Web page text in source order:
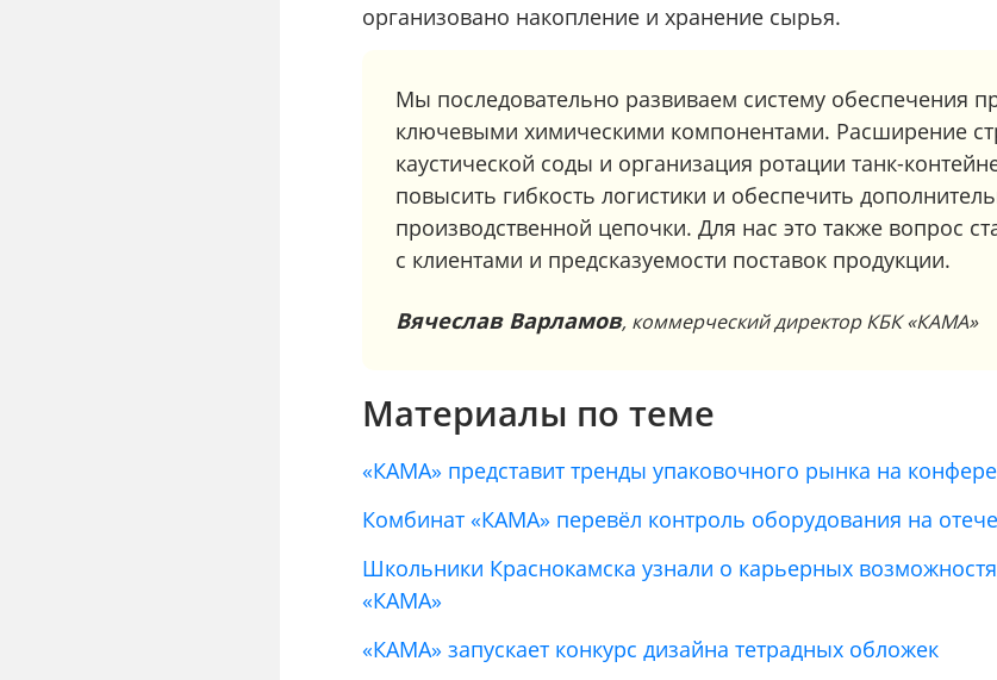
организовано накопление и хранение сырья.
Мы последовательно развиваем систему обеспечения
ключевыми химическими компонентами. Расширение
каустической соды и организация ротации танк-
повысить гибкость логистики и обеспечить
производственной цепочки. Для нас это также вопрос
с клиентами и предсказуемости поставок продукции.
Вячеслав Варламов, коммерческий директор КБК «КАМА»
Материалы по теме
«КАМА» представит тренды упаковочного рынка на
Комбинат «КАМА» перевёл контроль оборудования на
Школьники Краснокамска узнали о карьерных
«КАМА»
«КАМА» запускает конкурс дизайна тетрадных обложек